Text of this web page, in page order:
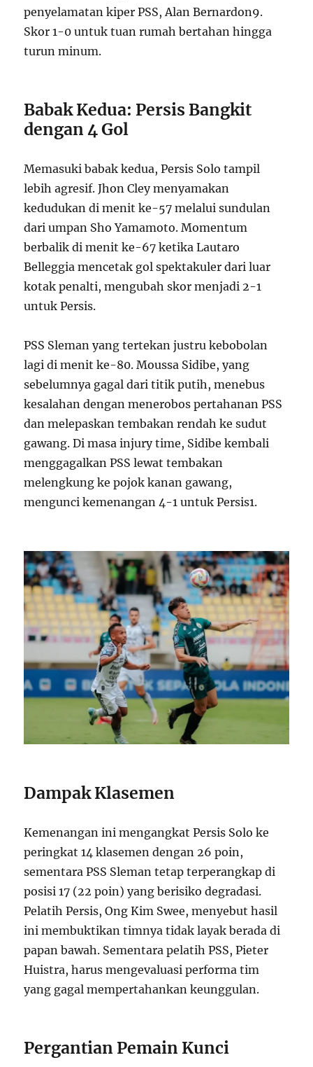
penyelamatan kiper PSS, Alan Bernardon9.
Skor 1-0 untuk tuan rumah bertahan hingga
turun minum.
Babak Kedua: Persis Bangkit
dengan 4 Gol
Memasuki babak kedua, Persis Solo tampil
lebih agresif. Jhon Cley menyamakan
kedudukan di menit ke-57 melalui sundulan
dari umpan Sho Yamamoto. Momentum
berbalik di menit ke-67 ketika Lautaro
Belleggia mencetak gol spektakuler dari luar
kotak penalti, mengubah skor menjadi 2-1
untuk Persis.
PSS Sleman yang tertekan justru kebobolan
lagi di menit ke-80. Moussa Sidibe, yang
sebelumnya gagal dari titik putih, menebus
kesalahan dengan menerobos pertahanan PSS
dan melepaskan tembakan rendah ke sudut
gawang. Di masa injury time, Sidibe kembali
menggagalkan PSS lewat tembakan
melengkung ke pojok kanan gawang,
mengunci kemenangan 4-1 untuk Persis1.
Dampak Klasemen
Kemenangan ini mengangkat Persis Solo ke
peringkat 14 klasemen dengan 26 poin,
sementara PSS Sleman tetap terperangkap di
posisi 17 (22 poin) yang berisiko degradasi.
Pelatih Persis, Ong Kim Swee, menyebut hasil
ini membuktikan timnya tidak layak berada di
papan bawah. Sementara pelatih PSS, Pieter
Huistra, harus mengevaluasi performa tim
yang gagal mempertahankan keunggulan.
Pergantian Pemain Kunci